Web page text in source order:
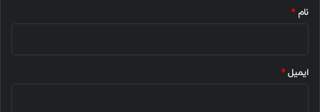
نام*
ایمیل*